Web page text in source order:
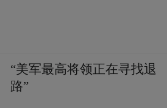
“美军最高将领正在寻找退
路”